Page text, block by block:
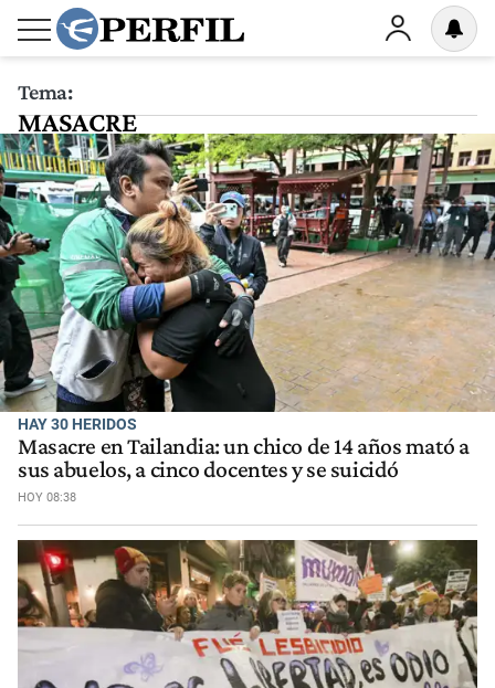
Tema:
MASACRE
HAY 30 HERIDOS
Masacre en Tailandia: un chico de 14 años mató a
sus abuelos, a cinco docentes y se suicidó
HOY 08:38